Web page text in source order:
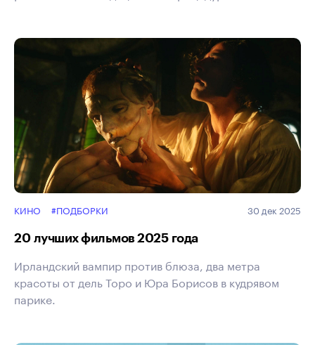
КИНО #ПОДБОРКИ 30 дек 2025
20 лучших фильмов 2025 года
Ирландский вампир против блюза, два метра
красоты от дель Торо и Юра Борисов в кудрявом
парике.